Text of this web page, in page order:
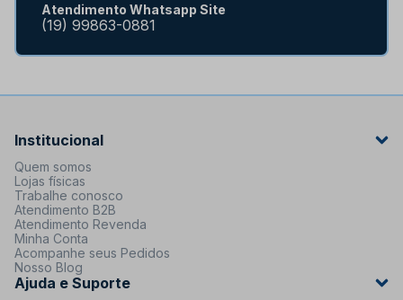
Atendimento Whatsapp Site
(19) 99863-0881
Institucional
Quem somos
Lojas físicas
Trabalhe conosco
Atendimento B2B
Atendimento Revenda
Minha Conta
Acompanhe seus Pedidos
Nosso Blog
Ajuda e Suporte